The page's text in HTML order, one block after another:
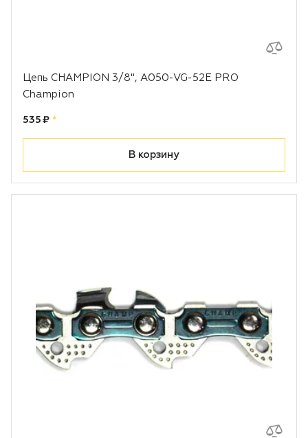
Цепь CHAMPION 3/8", A050-VG-52E PRO
Champion
Цена:
535 ₽ рублей
*
В корзину